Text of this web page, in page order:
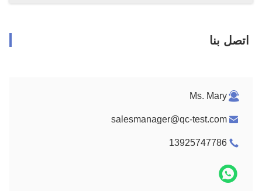
اتصل بنا
Ms. Mary
salesmanager@qc-test.com
13925747786